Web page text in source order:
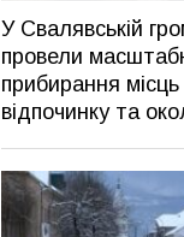
У Свалявській
провели
прибирання місць
відпочинку та